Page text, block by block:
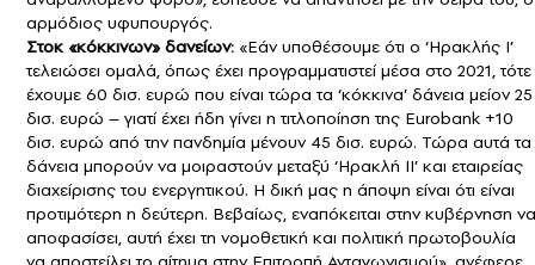
αρμόδιος υφυπουργός.
Στοκ «κόκκινων» δανείων: «Εάν υποθέσουμε ότι ο ‘Ηρακλής Ι’
τελειώσει ομαλά, όπως έχει προγραμματιστεί μέσα στο 2021, τότε
έχουμε 60 δισ. ευρώ που είναι τώρα τα ‘κόκκινα’ δάνεια μείον 25
δισ. ευρώ – γιατί έχει ήδη γίνει η τιτλοποίηση της Eurobank +10
δισ. ευρώ από την πανδημία μένουν 45 δισ. ευρώ. Τώρα αυτά τα
δάνεια μπορούν να μοιραστούν μεταξύ ‘Ηρακλή ΙΙ’ και εταιρείας
διαχείρισης του ενεργητικού. Η δική μας η άποψη είναι ότι είναι
προτιμότερη η δεύτερη. Βεβαίως, εναπόκειται στην κυβέρνηση να
αποφασίσει, αυτή έχει τη νομοθετική και πολιτική πρωτοβουλία